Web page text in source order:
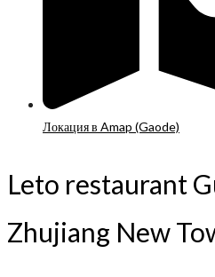
Локация в Amap (Gaode)
Leto restaurant
Zhujiang New